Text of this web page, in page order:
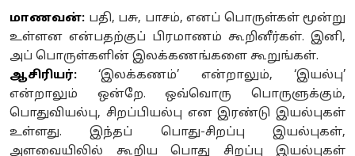
மாணவன்: பதி, பசு, பாசம், எனப் பொருள்கள் மூன்று
உள்ளன என்பதற்குப் பிரமாணம் கூறினீர்கள். இனி,
அப் பொருள்களின் இலக்கணங்களை கூறுங்கள்.
ஆசிரியர்: ‘இலக்கணம்’ என்றாலும், ‘இயல்பு’
என்றாலும் ஒன்றே. ஒவ்வொரு பொருளுக்கும்,
பொதுவியல்பு, சிறப்பியல்பு என இரண்டு இயல்புகள்
உள்ளது. இந்தப் பொது-சிறப்பு இயல்புகள்,
அளவையிலில் கூறிய பொது சிறப்பு இயல்புகள்